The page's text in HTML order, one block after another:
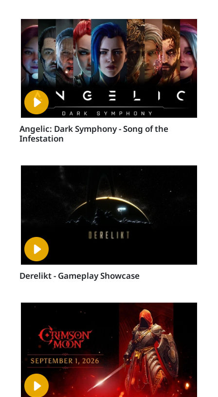
Angelic: Dark Symphony - Song of the
Infestation
Derelikt - Gameplay Showcase